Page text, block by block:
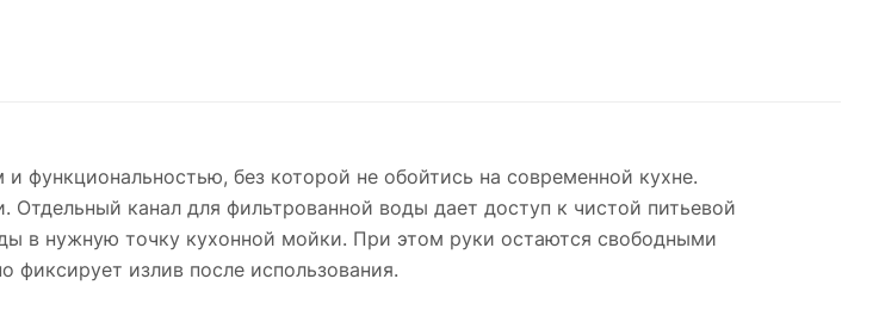
функциональностью, без которой не обойтись на современной кухне.
канал для фильтрованной воды дает доступ к чистой питьевой
в нужную точку кухонной мойки. При этом руки остаются свободными
фиксирует излив после использования.